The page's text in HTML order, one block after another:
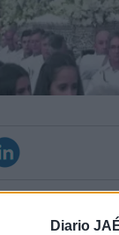
Diario
9 a las nueve y